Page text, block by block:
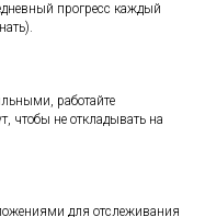
прогресс каждый
работайте
чтобы не откладывать на
для отслеживания